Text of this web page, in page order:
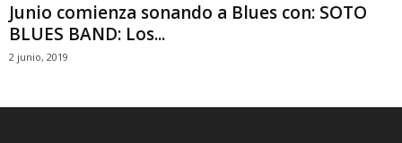
Junio comienza sonando a Blues con: SOTO
BLUES BAND: Los...
2 junio, 2019